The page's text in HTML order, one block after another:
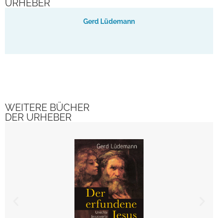
URHEBER
Gerd Lüdemann
WEITERE BÜCHER
DER URHEBER